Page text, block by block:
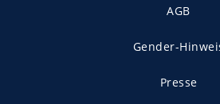
AGB
Gender-
Presse